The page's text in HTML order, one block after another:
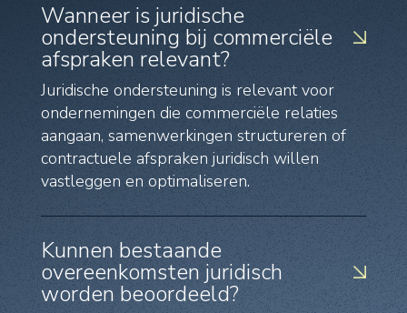
Wanneer is juridische
ondersteuning bij commerciële
afspraken relevant?
Juridische ondersteuning is relevant voor
ondernemingen die commerciële relaties
aangaan, samenwerkingen structureren of
contractuele afspraken juridisch willen
vastleggen en optimaliseren.
Kunnen bestaande
overeenkomsten juridisch
worden beoordeeld?